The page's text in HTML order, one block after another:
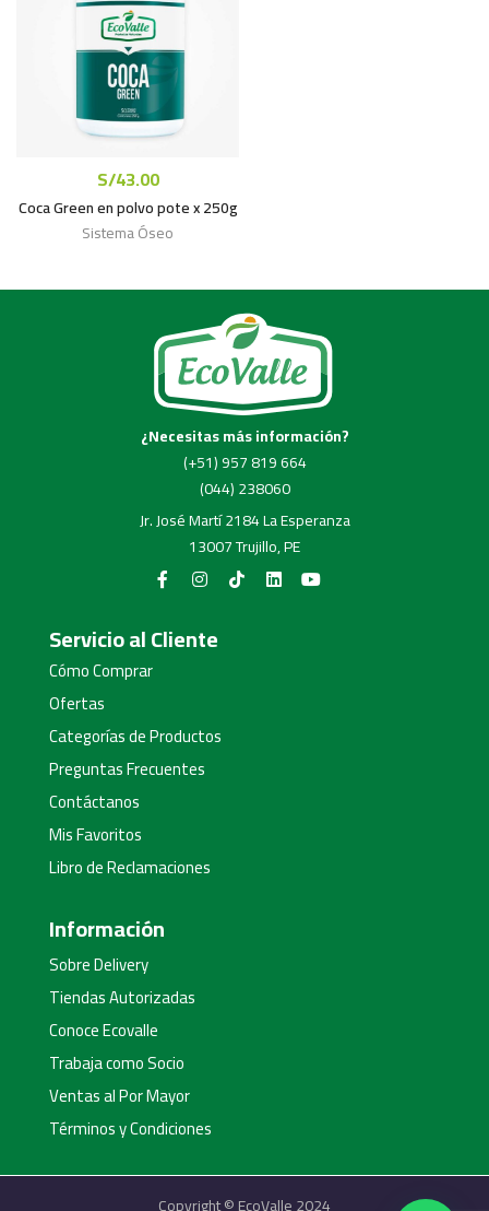
S/43.00
Coca Green en polvo pote x 250g
Sistema Óseo
Servicio al Cliente
Cómo Comprar
Ofertas
Categorías de Productos
Preguntas Frecuentes
Contáctanos
Mis Favoritos
Libro de Reclamaciones
¿Necesitas más información?
(+51) 957 819 664
(044) 238060
Jr. José Martí 2184 La Esperanza
13007 Trujillo, PE
Información
Sobre Delivery
Tiendas Autorizadas
Conoce Ecovalle
Trabaja como Socio
Ventas al Por Mayor
Términos y Condiciones
Copyright © EcoValle 2024